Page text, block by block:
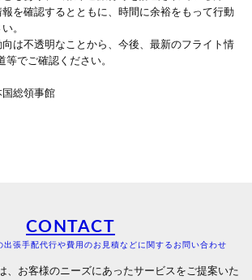
を確認するとともに、時間に余裕をもって行動
。
は不透明なことから、今後、最新のフライト情
でご確認ください。
総領事館
CONTACT
出張手配代行や費用のお見積などに関するお問い合わせ
、お客様のニーズにあったサービスをご提案いた